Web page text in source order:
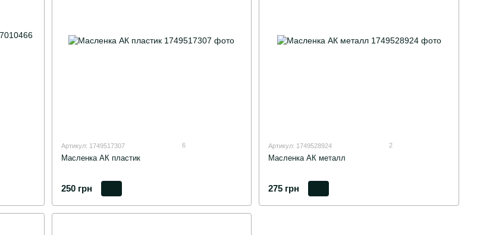
Артикул: 1749517307 6
Масленка АК пластик
250 грн
Артикул: 1749528924 2
Масленка АК металл
275 грн